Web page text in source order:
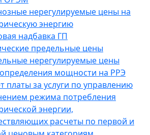
нерегулируемые цены на
энергию
надбавка ГП
предельные цены
нерегулируемые цены
мощности на РРЭ
платы за услуги по управлению
режима потребления
энергии,
расчеты по первой и